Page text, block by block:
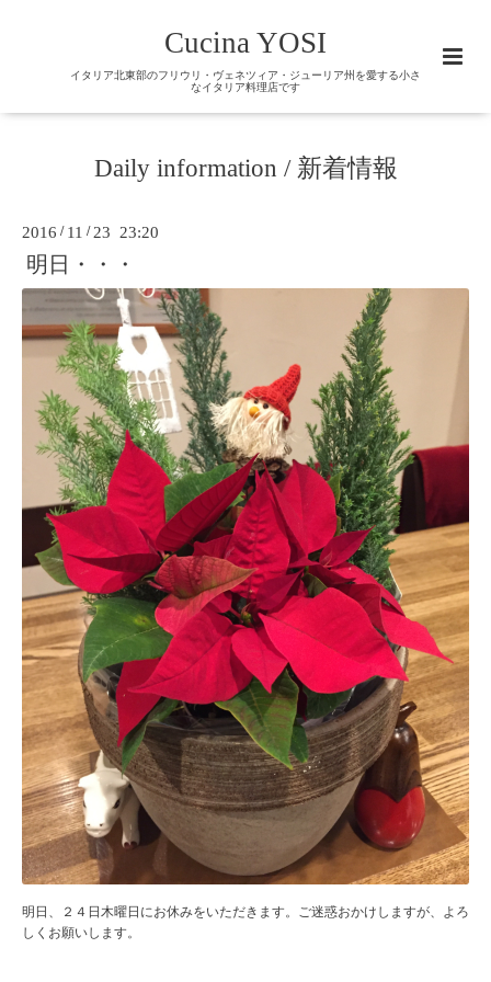
Cucina YOSI
イタリア北東部のフリウリ・ヴェネツィア・ジューリア州を愛する小さ
なイタリア料理店です
Daily information / 新着情報
2016 / 11 / 23 23:20
明日・・・
明日、２４日木曜日にお休みをいただきます。ご迷惑おかけしますが、よろ
しくお願いします。